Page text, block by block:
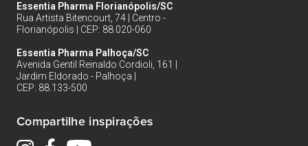
Essentia Pharma Florianópolis/SC
Rua Artista Bitencourt, 74 | Centro -
Florianópolis | CEP: 88.020-060
Essentia Pharma Palhoça/SC
Avenida Gentil Reinaldo Cordioli, 161 |
Jardim Eldorado - Palhoça |
CEP: 88.133-500
Compartilhe inspirações